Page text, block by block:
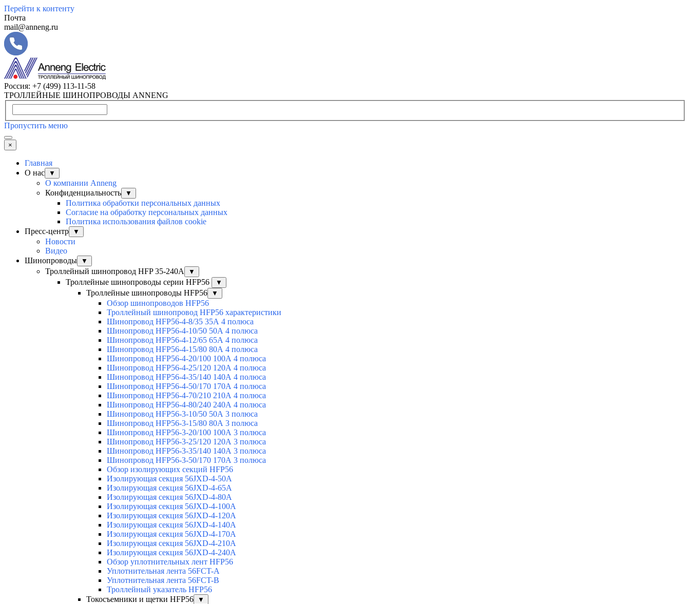
Перейти к контенту
Почта
mail@anneng.ru
Россия: +7 (499) 113-11-58
ТРОЛЛЕЙНЫЕ ШИНОПРОВОДЫ ANNENG
Пропустить меню
×
Главная
О нас
▼
О компании Anneng
Конфиденциальность
▼
Политика обработки персональных данных
Согласие на обработку персональных данных
Политика использования файлов cookie
Пресс-центр
▼
Новости
Видео
Шинопроводы
▼
Троллейный шинопровод HFP 35-240А ▼
Троллейные шинопроводы серии HFP56 ▼
Троллейные шинопроводы HFP56 ▼
Обзор шинопроводов HFP56
Троллейный шинопровод HFP56 характеристики
Шинопровод HFP56-4-8/35 35А 4 полюса
Шинопровод HFP56-4-10/50 50А 4 полюса
Шинопровод HFP56-4-12/65 65А 4 полюса
Шинопровод HFP56-4-15/80 80А 4 полюса
Шинопровод HFP56-4-20/100 100А 4 полюса
Шинопровод HFP56-4-25/120 120А 4 полюса
Шинопровод HFP56-4-35/140 140А 4 полюса
Шинопровод HFP56-4-50/170 170А 4 полюса
Шинопровод HFP56-4-70/210 210А 4 полюса
Шинопровод HFP56-4-80/240 240А 4 полюса
Шинопровод HFP56-3-10/50 50А 3 полюса
Шинопровод HFP56-3-15/80 80А 3 полюса
Шинопровод HFP56-3-20/100 100А 3 полюса
Шинопровод HFP56-3-25/120 120А 3 полюса
Шинопровод HFP56-3-35/140 140А 3 полюса
Шинопровод HFP56-3-50/170 170А 3 полюса
Обзор изолирующих секций HFP56
Изолирующая секция 56JXD-4-50A
Изолирующая секция 56JXD-4-65A
Изолирующая секция 56JXD-4-80A
Изолирующая секция 56JXD-4-100A
Изолирующая секция 56JXD-4-120A
Изолирующая секция 56JXD-4-140A
Изолирующая секция 56JXD-4-170A
Изолирующая секция 56JXD-4-210A
Изолирующая секция 56JXD-4-240A
Обзор уплотнительных лент HFP56
Уплотнительная лента 56FCT-A
Уплотнительная лента 56FCT-B
Троллейный указатель HFP56
Токосъемники и щетки HFP56
▼